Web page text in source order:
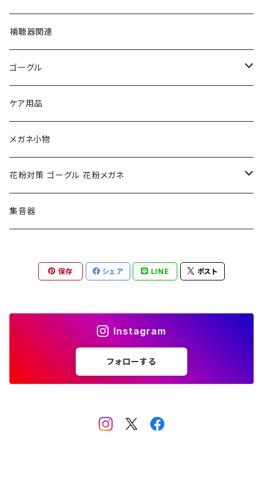
フルラ FURLA
トムフォード TOM FORD
NIKE ナイキ
クロエ chloe
ポリス POLICE
adidas アディダス
CHARME (シャルム)
OAkley オークリー
オークリー ケース パーツ
PAUL＆JOE ポール＆ジョー
FURLA フルラ
トムフォード TOM FORD
Oakley オークリー
renoma レノマ
RODEN STOCK ローデンストック
アーバンリサーチ URBAN RESEARCH
ポロ ラルフローレン Polo Ralph Lauren
ニューバランス NEWBALANCE
ポルシェデザイン PORSCHE DESIGN
PORSCHE DESIGN ポルシェデザイン
ルーペ
補聴器関連
ゴーグル
アックス AXE
花粉対策ゴーグル
度つき対応ゴーグル
コンバース CONVERSE
ケア用品
メガネ小物
花粉対策 ゴーグル 花粉メガネ
S-size
サングラス
集音器
保存 シェア LINE ポスト
Instagram
フォローする